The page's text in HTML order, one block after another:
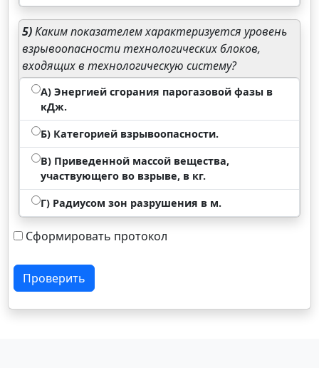
5)Каким показателем характеризуется уровень
взрывоопасности технологических блоков,
входящих в технологическую систему?
А) Энергией сгорания парогазовой фазы в
кДж.
Б) Категорией взрывоопасности.
В) Приведенной массой вещества,
участвующего во взрыве, в кг.
Г) Радиусом зон разрушения в м.
Сформировать протокол
Проверить